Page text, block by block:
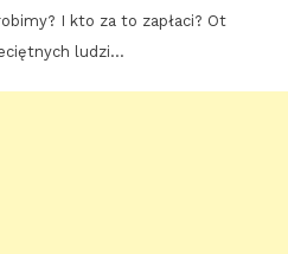
I kto za to zapłaci? Ot
ludzi…